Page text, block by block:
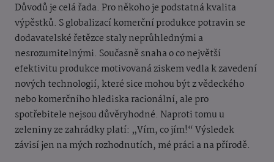
Důvodů je celá řada. Pro někoho je podstatná kvalita
výpěstků. S globalizací komerční produkce potravin se
dodavatelské řetězce staly neprůhlednými a
nesrozumitelnými. Současně snaha o co největší
efektivitu produkce motivovaná ziskem vedla k zavedení
nových technologií, které sice mohou být z vědeckého
nebo komerčního hlediska racionální, ale pro
spotřebitele nejsou důvěryhodné. Naproti tomu u
zeleniny ze zahrádky platí: „Vím, co jím!“ Výsledek
závisí jen na mých rozhodnutích, mé práci a na přírodě.